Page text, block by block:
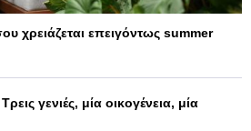
χρειάζεται επειγόντως summer
γενιές, μία οικογένεια, μία